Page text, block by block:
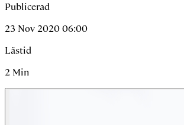
Publicerad
23 Nov 2020 06:00
Lästid
2 Min